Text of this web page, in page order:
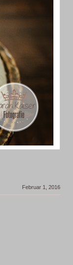
Februar 1, 2016